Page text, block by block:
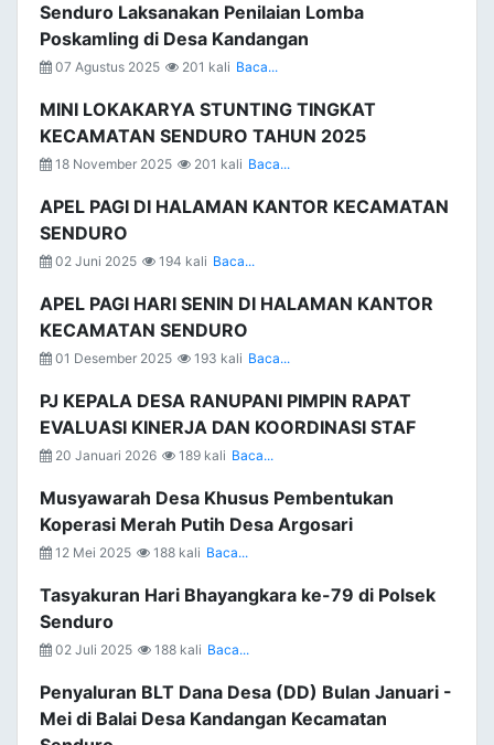
Senduro Laksanakan Penilaian Lomba
Poskamling di Desa Kandangan
07 Agustus 2025 201 kali Baca...
MINI LOKAKARYA STUNTING TINGKAT
KECAMATAN SENDURO TAHUN 2025
18 November 2025 201 kali Baca...
APEL PAGI DI HALAMAN KANTOR KECAMATAN
SENDURO
02 Juni 2025 194 kali Baca...
APEL PAGI HARI SENIN DI HALAMAN KANTOR
KECAMATAN SENDURO
01 Desember 2025 193 kali Baca...
PJ KEPALA DESA RANUPANI PIMPIN RAPAT
EVALUASI KINERJA DAN KOORDINASI STAF
20 Januari 2026 189 kali Baca...
Musyawarah Desa Khusus Pembentukan
Koperasi Merah Putih Desa Argosari
12 Mei 2025 188 kali Baca...
Tasyakuran Hari Bhayangkara ke-79 di Polsek
Senduro
02 Juli 2025 188 kali Baca...
Penyaluran BLT Dana Desa (DD) Bulan Januari -
Mei di Balai Desa Kandangan Kecamatan